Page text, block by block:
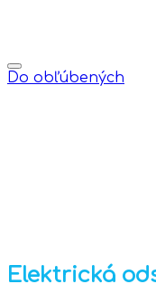
Do obľúbených
Elektrická